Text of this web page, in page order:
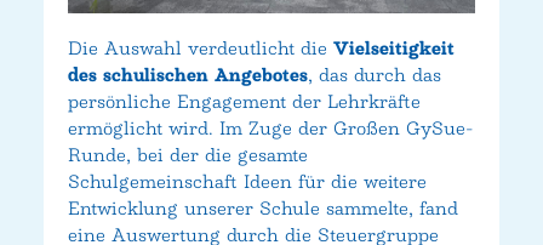
Die Auswahl verdeutlicht die Vielseitigkeit
des schulischen Angebotes, das durch das
persönliche Engagement der Lehrkräfte
ermöglicht wird. Im Zuge der Großen GySue-
Runde, bei der die gesamte
Schulgemeinschaft Ideen für die weitere
Entwicklung unserer Schule sammelte, fand
eine Auswertung durch die Steuergruppe